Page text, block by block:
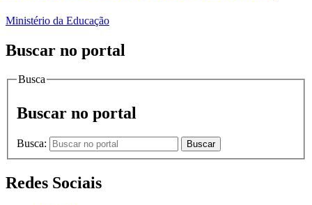
Ministério da Educação
Buscar no portal
Busca
Buscar no portal
Busca: Buscar
Redes Sociais